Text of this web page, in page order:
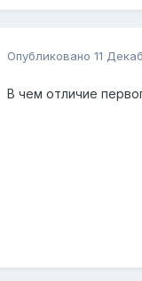
Опубликовано 11
В чем отличие